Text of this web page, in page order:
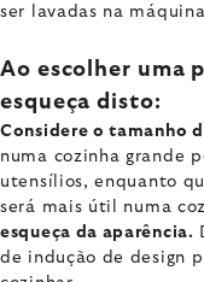
ser lavadas na
Ao escolher uma
esqueça disto:
Considere o tamanho
numa cozinha grande
utensílios, enquanto
será mais útil numa
esqueça da aparência.
de indução de design